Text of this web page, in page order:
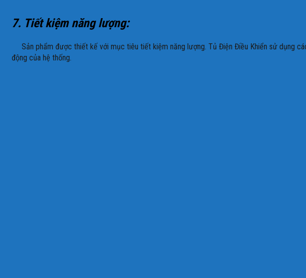
7. Tiết kiệm năng lượng:
Sản phẩm được thiết kế với mục tiêu tiết kiệm năng lượng. Tủ Điện Điều Khiển sử dụng
động của hệ thống.